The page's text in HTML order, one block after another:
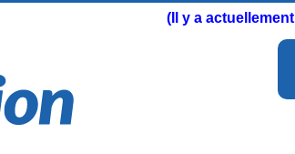
(Il y a actuellement